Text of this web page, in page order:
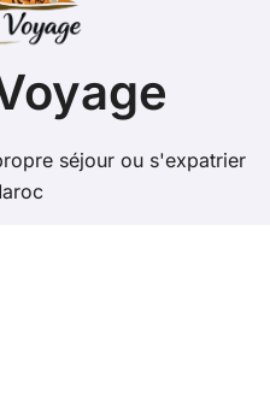
séjour ou s'expatrier